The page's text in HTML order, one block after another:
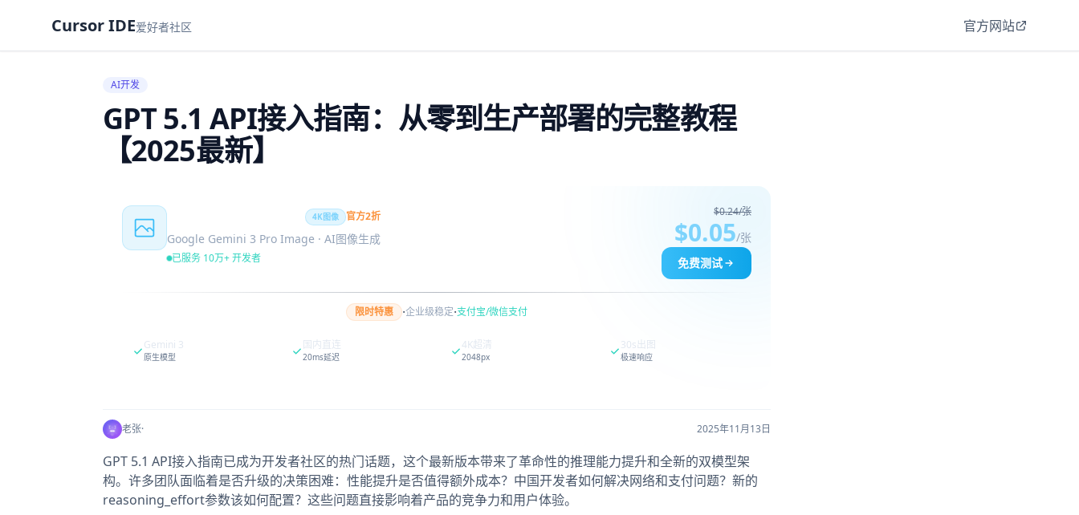
Cursor IDE爱好者社区 官方网站
AI开发
GPT 5.1 API接入指南：从零到生产部署的完整教程
【2025最新】
4K图像 官方2折
Google Gemini 3 Pro Image · AI图像生成
已服务 10万+ 开发者
$0.24/张
$0.05/张
免费测试
限时特惠 ·企业级稳定·支付宝/微信支付
Gemini 3
原生模型
国内直连
20ms延迟
4K超清
2048px
30s出图
极速响应
老张· 2025年11月13日
GPT 5.1 API接入指南已成为开发者社区的热门话题，这个最新版本带来了革命性的推理能力提升和全新的双模型架
构。许多团队面临着是否升级的决策困难：性能提升是否值得额外成本？中国开发者如何解决网络和支付问题？新的
reasoning_effort参数该如何配置？这些问题直接影响着产品的竞争力和用户体验。